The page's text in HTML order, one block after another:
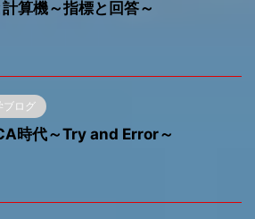
算機～指標と回答～
ブログ
時代～Try and Error～